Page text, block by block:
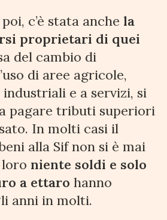
c’è stata anche la
proprietari di quei
del cambio di
di aree agricole,
e a servizi, si
pagare tributi superiori
In molti casi il
alla Sif non si è mai
niente soldi e solo
a ettaro hanno
anni in molti.